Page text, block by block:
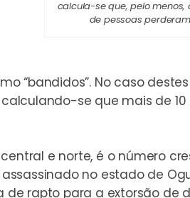
calcula-se que, pelo menos,
de pessoas
“bandidos”. No caso
se que mais de 10
e norte, é o número
no estado de
rapto para a extorsão de